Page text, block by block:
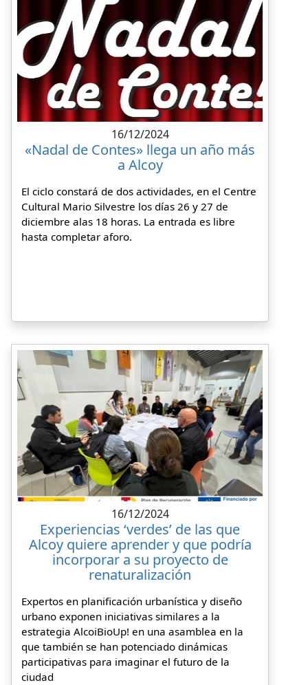
16/12/2024
«Nadal de Contes» llega un año más
a Alcoy
El ciclo constará de dos actividades, en el Centre
Cultural Mario Silvestre los días 26 y 27 de
diciembre alas 18 horas. La entrada es libre
hasta completar aforo.
16/12/2024
Experiencias ‘verdes’ de las que
Alcoy quiere aprender y que podría
incorporar a su proyecto de
renaturalización
Expertos en planificación urbanística y diseño
urbano exponen iniciativas similares a la
estrategia AlcoiBioUp! en una asamblea en la
que también se han potenciado dinámicas
participativas para imaginar el futuro de la
ciudad